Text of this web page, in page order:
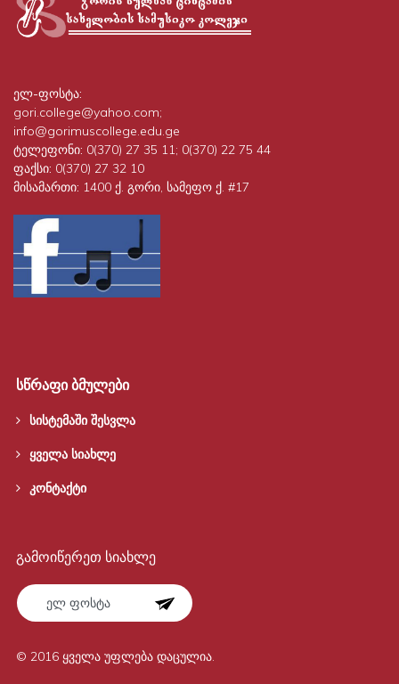
ელ-ფოსტა:
gori.college@yahoo.com;
info@gorimuscollege.edu.ge
ტელეფონი: 0(370) 27 35 11; 0(370) 22 75 44
ფაქსი: 0(370) 27 32 10
მისამართი: 1400 ქ. გორი, სამეფო ქ. #17
სწრაფი ბმულები
სისტემაში შესვლა
ყველა სიახლე
კონტაქტი
გამოიწერეთ სიახლე
© 2016 ყველა უფლება დაცულია.